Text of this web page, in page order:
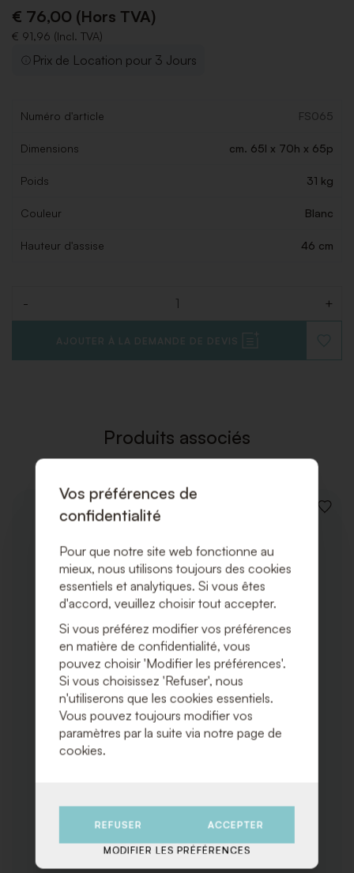
€ 76,00 (Hors TVA)
€ 91,96 (Incl. TVA)
Prix de Location pour 3 Jours
Numéro d'article FS065
Dimensions cm. 65l x 70h x 65p
Poids 31 kg
Couleur Blanc
Hauteur d'assise 46 cm
- +
AJOUTER À LA DEMANDE DE DEVIS
À
Produits associés
Vos préférences de
confidentialité
Pour que notre site web fonctionne au
mieux, nous utilisons toujours des cookies
essentiels et analytiques. Si vous êtes
d'accord, veuillez choisir tout accepter.
Si vous préférez modifier vos préférences
en matière de confidentialité, vous
pouvez choisir 'Modifier les préférences'.
Si vous choisissez 'Refuser', nous
n'utiliserons que les cookies essentiels.
Vous pouvez toujours modifier vos
paramètres par la suite via notre page de
cookies.
REFUSER ACCEPTER
MODIFIER LES PRÉFÉRENCES